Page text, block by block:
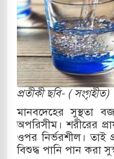
জুমার বয়ান ও নামাজ
ছাড়লেন জনপ্রিয় ভারতীয়
অ্যারেস্ট আবেদন,
প্রতীকী ছবি- ( সংগৃহীত)
মানবদেহের সুস্থতা
অপরিসীম। শরীরের
ওপর নির্ভরশীল। তাই
বিশুদ্ধ পানি পান করা